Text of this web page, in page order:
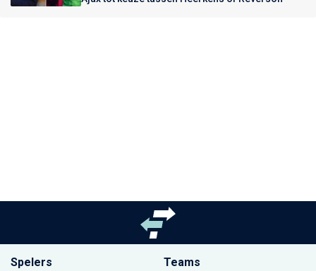
Spelers Teams